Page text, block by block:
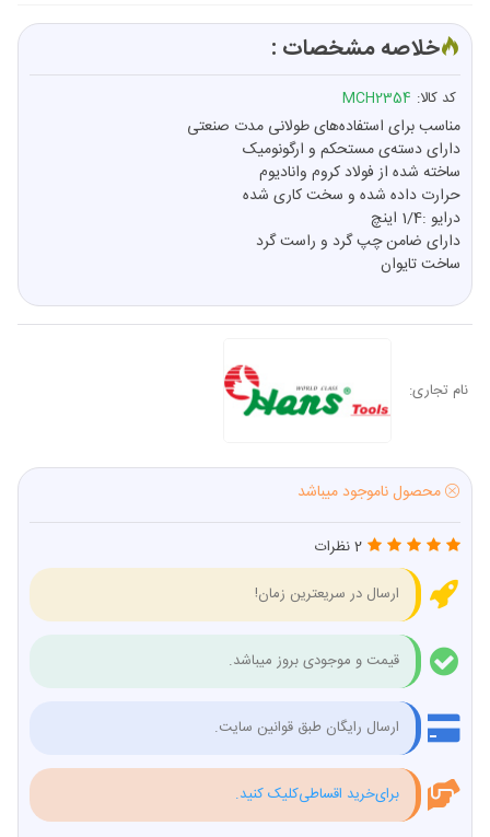
خلاصه مشخصات :
کد کالا: MCH2354
مناسب برای استفاده‌های طولانی مدت صنعتی
دارای دسته‌ی مستحکم و ارگونومیک
ساخته شده از فولاد کروم وانادیوم
حرارت داده شده و سخت کاری شده
درايو :1/4 اینچ
دارای ضامن چپ گرد و راست گرد
ساخت تایوان
نام تجاری:
محصول ناموجود میباشد
2 نظرات
ارسال در سریعترین زمان!
قیمت و موجودی بروز میباشد.
ارسال رایگان طبق قوانین سایت.
برای‌خرید اقساطی‌کلیک کنید.